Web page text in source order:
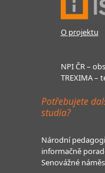
O projektu
NPI ČR –
TREXIMA –
Potřebujete
studia?
Národní
informačně
Senovážné